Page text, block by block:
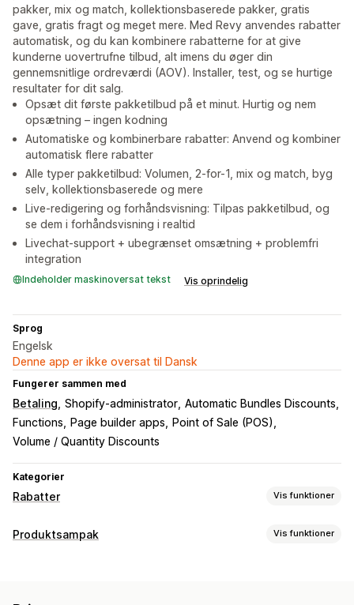
pakker, mix og match, kollektionsbaserede pakker, gratis
gave, gratis fragt og meget mere. Med Revy anvendes rabatter
automatisk, og du kan kombinere rabatterne for at give
kunderne uovertrufne tilbud, alt imens du øger din
gennemsnitlige ordreværdi (AOV). Installer, test, og se hurtige
resultater for dit salg.
Opsæt dit første pakketilbud på et minut. Hurtig og nem
opsætning – ingen kodning
Automatiske og kombinerbare rabatter: Anvend og kombiner
automatisk flere rabatter
Alle typer pakketilbud: Volumen, 2-for-1, mix og match, byg
selv, kollektionsbaserede og mere
Live-redigering og forhåndsvisning: Tilpas pakketilbud, og
se dem i forhåndsvisning i realtid
Livechat-support + ubegrænset omsætning + problemfri
integration
Indeholder maskinoversat tekst Vis oprindelig
Sprog
Engelsk
Denne app er ikke oversat til Dansk
Fungerer sammen med
Betaling Shopify-administrator Automatic Bundles Discounts
Functions Page builder apps Point of Sale (POS)
Volume / Quantity Discounts
Kategorier
Rabatter Vis funktioner
Rabattyper
Produktsampak Vis funktioner